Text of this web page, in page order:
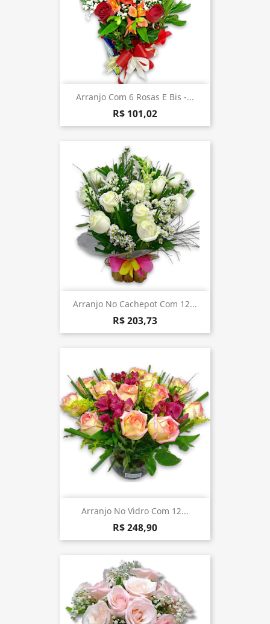
Arranjo Com 6 Rosas E Bis -...
R$ 101,02
Arranjo No Cachepot Com 12...
R$ 203,73
Arranjo No Vidro Com 12...
R$ 248,90